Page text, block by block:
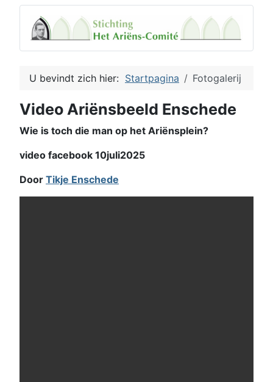
U bevindt zich hier: Startpagina Fotogalerij
Video Ariënsbeeld Enschede
Wie is toch die man op het Ariënsplein?
video facebook 10juli2025
Door Tikje Enschede